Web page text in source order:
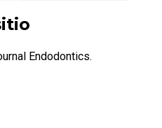
Endodontics.